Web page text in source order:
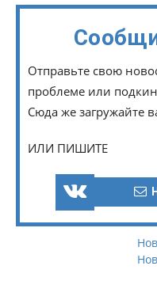
Отправьте свою
проблеме или
Сюда же загружайте
ИЛИ ПИШИТЕ